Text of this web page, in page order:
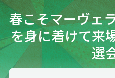
春こそマーヴェ
を身に着けて来
選